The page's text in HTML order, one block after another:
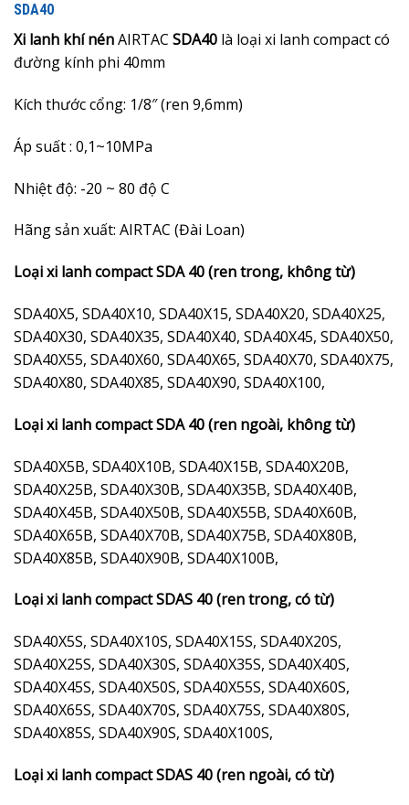
SDA40
Xi lanh khí nénAIRTAC SDA40 là loại xi lanh compact có
đường kính phi 40mm
Kích thước cổng: 1/8″ (ren 9,6mm)
Áp suất : 0,1~10MPa
Nhiệt độ: -20 ~ 80 độ C
Hãng sản xuất: AIRTAC (Đài Loan)
Loại xi lanh compact SDA 40 (ren trong, không từ)
SDA40X5, SDA40X10, SDA40X15, SDA40X20, SDA40X25,
SDA40X30, SDA40X35, SDA40X40, SDA40X45, SDA40X50,
SDA40X55, SDA40X60, SDA40X65, SDA40X70, SDA40X75,
SDA40X80, SDA40X85, SDA40X90, SDA40X100,
Loại xi lanh compact SDA 40 (ren ngoài, không từ)
SDA40X5B, SDA40X10B, SDA40X15B, SDA40X20B,
SDA40X25B, SDA40X30B, SDA40X35B, SDA40X40B,
SDA40X45B, SDA40X50B, SDA40X55B, SDA40X60B,
SDA40X65B, SDA40X70B, SDA40X75B, SDA40X80B,
SDA40X85B, SDA40X90B, SDA40X100B,
Loại xi lanh compact SDAS 40 (ren trong, có từ)
SDA40X5S, SDA40X10S, SDA40X15S, SDA40X20S,
SDA40X25S, SDA40X30S, SDA40X35S, SDA40X40S,
SDA40X45S, SDA40X50S, SDA40X55S, SDA40X60S,
SDA40X65S, SDA40X70S, SDA40X75S, SDA40X80S,
SDA40X85S, SDA40X90S, SDA40X100S,
Loại xi lanh compact SDAS 40 (ren ngoài, có từ)